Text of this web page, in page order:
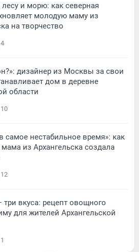
и морю: как северная
молодую маму из
на творчество
4
дизайнер из Москвы за свои
дом в деревне
области
10
самое нестабильное время»: как
из Архангельска создала
12
вкуса: рецепт овощного
для жителей Архангельской
1